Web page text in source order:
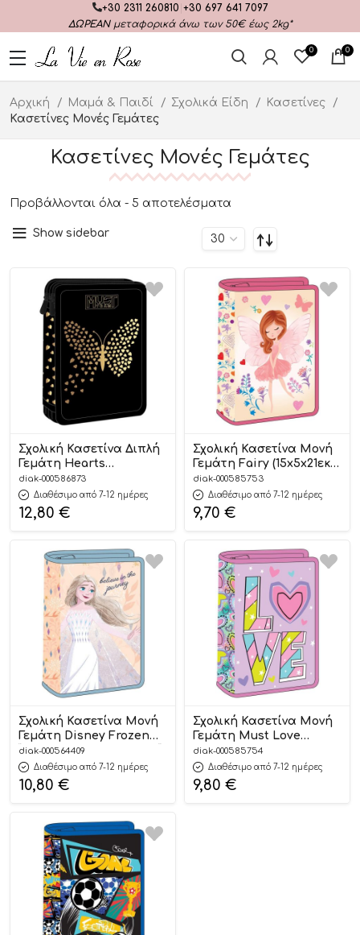
+30 2311 260810 +30 697 641 7097
ΔΩΡΕΑΝμεταφορικά άνω των 50€ έως 2kg*
0 0
Αρχική Μαμά & Παιδί Σχολικά Είδη
Κασετίνες
Κασετίνες Μονές Γεμάτες
Κασετίνες Μονές Γεμάτες
Προβάλλονται όλα - 5 αποτελέσματα
Show sidebar
Σχολική Κασετίνα Διπλή
Γεμάτη Hearts
(15x5x21εκ) | Must
5205698761966
diak-000586873
Διαθέσιμο από 7-12 ημέρες
12,80 €
Σχολική Κασετίνα Μονή
Γεμάτη Fairy (15x5x21εκ) |
Must 5205698674280
diak-000585753
Διαθέσιμο από 7-12 ημέρες
9,70 €
Σχολική Κασετίνα Μονή
Γεμάτη Disney Frozen
“Believe In The Journey”
(15x5x21εκ) |
5205698674167
diak-000564409
Διαθέσιμο από 7-12 ημέρες
10,80 €
Σχολική Κασετίνα Μονή
Γεμάτη Must Love
(14×4,5×20,5εκ)
5205698674303
diak-000585754
Διαθέσιμο από 7-12 ημέρες
9,80 €